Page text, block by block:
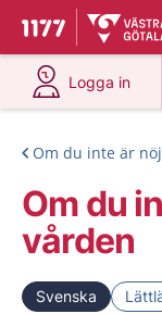
Till startsidan
Du har
Logga in
på 1177.se
Om du inte är
Om du
vården
Svenska